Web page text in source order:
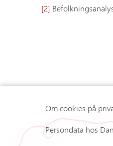
[2]
Om cookies på
Persondata hos